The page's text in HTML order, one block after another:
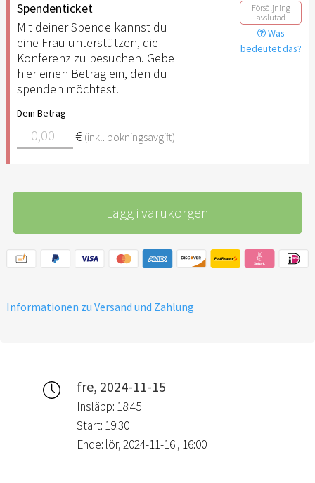
Spendenticket
Mit deiner Spende kannst du
eine Frau unterstützen, die
Konferenz zu besuchen. Gebe
hier einen Betrag ein, den du
spenden möchtest.
Dein Betrag
€ (inkl. bokningsavgift)
Försäljning
avslutad
Was
bedeutet das?
Lägg i varukorgen
Informationen zu Versand und Zahlung
fre, 2024-11-15
Insläpp: 18:45
Start: 19:30
Ende: lör, 2024-11-16 , 16:00